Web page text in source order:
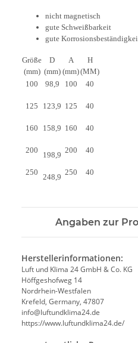
nicht magnetisch
gute Schweißbarkeit
gute
Größe
(mm)
D
(mm)
A
(mm)
H
(MM)
100
98,9 100 40
125 123,9 125 40
160 158,9 160 40
200
198,9
200 40
250
248,9
250 40
Angaben zur
Herstellerinformationen:
Luft und Klima 24 GmbH & Co. KG
Höffgeshofweg 14
Nordrhein-Westfalen
Krefeld, Germany, 47807
info@luftundklima24.de
https://www.luftundklima24.de/